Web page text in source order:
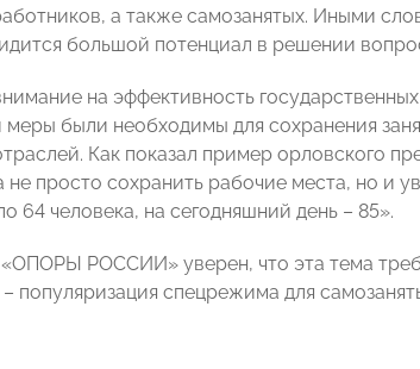
а также самозанятых. Иными
большой потенциал в решении
на эффективность
были необходимы для сохранения
Как показал пример орловского
просто сохранить рабочие места, но и
64 человека, на сегодняшний день – 85».
РОССИИ» уверен, что эта тема
популяризация спецрежима для